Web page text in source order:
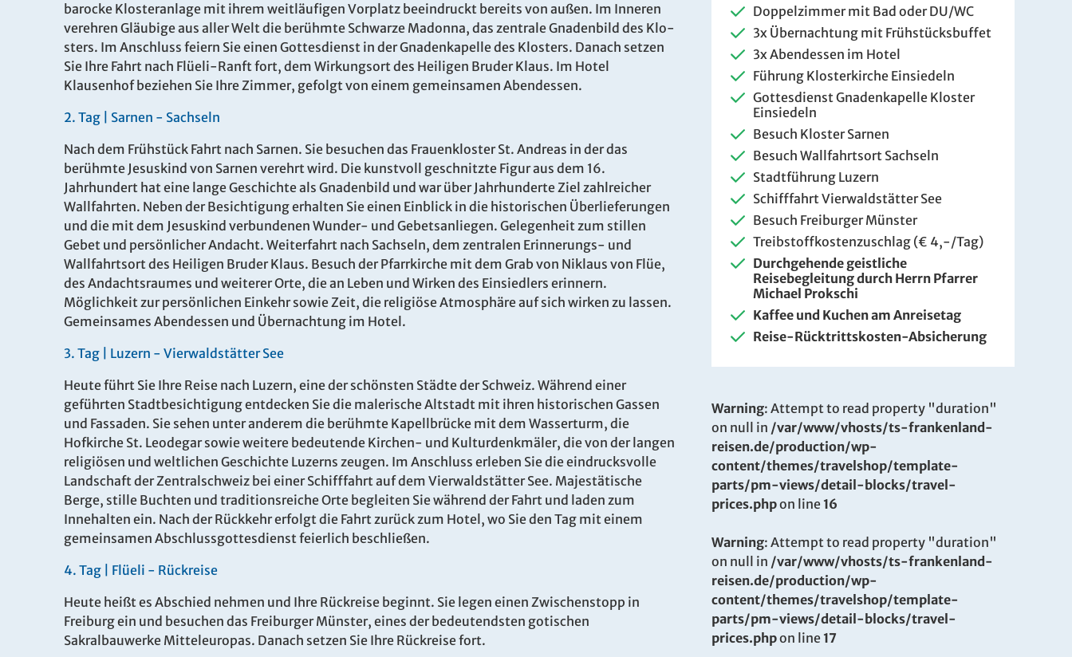
Es konnten keine gültigen Angebote gefunden werden. Bitte wenden Sie sich an unser Service-Center.
barocke Klosteranlage mit ihrem weitläufigen Vorplatz beeindruckt bereits von außen. Im Inneren
verehren Gläubige aus aller Welt die berühmte Schwarze Madonna, das zentrale Gnadenbild des Klo­
sters. Im Anschluss feiern Sie einen Gottesdienst in der Gnadenkapelle des Klosters. Danach setzen
Sie Ihre Fahrt nach Flüeli-Ranft fort, dem Wirkungsort des Heiligen Bruder Klaus. Im Hotel
Klausenhof beziehen Sie Ihre Zimmer, gefolgt von einem gemeinsamen Abendessen.
2. Tag | Sarnen - Sachseln
Nach dem Frühstück Fahrt nach Sarnen. Sie besuchen das Frauenkloster St. Andreas in der das
berühmte Jesuskind von Sarnen verehrt wird. Die kunstvoll geschnitzte Figur aus dem 16.
Jahrhundert hat eine lange Geschichte als Gnadenbild und war über Jahrhunderte Ziel zahlreicher
Wallfahrten. Neben der Besichtigung erhalten Sie einen Einblick in die historischen Überlieferungen
und die mit dem Jesuskind verbundenen Wunder- und Gebetsanliegen. Gelegenheit zum stillen
Gebet und persönlicher Andacht. Weiterfahrt nach Sachseln, dem zentralen Erinnerungs- und
Wallfahrtsort des Heiligen Bruder Klaus. Besuch der Pfarrkirche mit dem Grab von Niklaus von Flüe,
des Andachtsraumes und weiterer Orte, die an Leben und Wirken des Einsiedlers erinnern.
Möglichkeit zur persönlichen Einkehr sowie Zeit, die religiöse Atmosphäre auf sich wirken zu lassen.
Gemeinsames Abendessen und Übernachtung im Hotel.
3. Tag | Luzern - Vierwaldstätter See
Heute führt Sie Ihre Reise nach Luzern, eine der schönsten Städte der Schweiz. Während einer
geführten Stadtbesichtigung entdecken Sie die malerische Altstadt mit ihren historischen Gassen
und Fassaden. Sie sehen unter anderem die berühmte Kapellbrücke mit dem Wasserturm, die
Hofkirche St. Leodegar sowie weitere bedeutende Kirchen- und Kulturdenkmäler, die von der langen
religiösen und weltlichen Geschichte Luzerns zeugen. Im Anschluss erleben Sie die eindrucksvolle
Landschaft der Zentralschweiz bei einer Schifffahrt auf dem Vierwaldstätter See. Majestätische
Berge, stille Buchten und traditionsreiche Orte begleiten Sie während der Fahrt und laden zum
Innehalten ein. Nach der Rückkehr erfolgt die Fahrt zurück zum Hotel, wo Sie den Tag mit einem
gemeinsamen Abschlussgottesdienst feierlich beschließen.
4. Tag | Flüeli - Rückreise
Heute heißt es Abschied nehmen und Ihre Rückreise beginnt. Sie legen einen Zwischenstopp in
Freiburg ein und besuchen das Freiburger Münster, eines der bedeutendsten gotischen
Sakralbauwerke Mitteleuropas. Danach setzen Sie Ihre Rückreise fort.
Doppelzimmer mit Bad oder DU/WC
3x Übernachtung mit Frühstücksbuffet
3x Abendessen im Hotel
Führung Klosterkirche Einsiedeln
Gottesdienst Gnadenkapelle Kloster
Einsiedeln
Besuch Kloster Sarnen
Besuch Wallfahrtsort Sachseln
Stadtführung Luzern
Schifffahrt Vierwaldstätter See
Besuch Freiburger Münster
Treibstoffkostenzuschlag (€ 4,-/Tag)
Durchgehende geistliche
Reisebegleitung durch Herrn Pfarrer
Michael Prokschi
Kaffee und Kuchen am Anreisetag
Reise-Rücktrittskosten-Absicherung
Warning: Attempt to read property "duration"
on null in /var/www/vhosts/ts-frankenland-
reisen.de/production/wp-
content/themes/travelshop/template-
parts/pm-views/detail-blocks/travel-
prices.phpon line 16
Warning: Attempt to read property "duration"
on null in /var/www/vhosts/ts-frankenland-
reisen.de/production/wp-
content/themes/travelshop/template-
parts/pm-views/detail-blocks/travel-
prices.phpon line 17